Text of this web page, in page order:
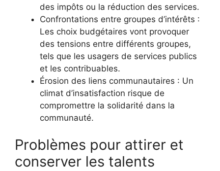
des impôts ou la réduction des services.
Confrontations entre groupes d’intérêts :
Les choix budgétaires vont provoquer
des tensions entre différents groupes,
tels que les usagers de services publics
et les contribuables.
Érosion des liens communautaires : Un
climat d’insatisfaction risque de
compromettre la solidarité dans la
communauté.
Problèmes pour attirer et
conserver les talents